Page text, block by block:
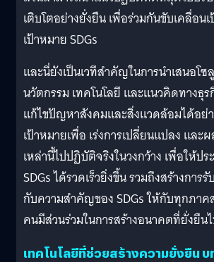
เติบโตอย่างยั่งยืน เพื่อร่วมกันขับเคลื่อ
เป้าหมาย SDGs
และนี่ยังเป็นเวทีสำคัญในการนำเสนอโ
นวัตกรรม เทคโนโลยี และแนวคิดทางธุ
แก้ไขปัญหาสังคมและสิ่งแวดล้อมได้อย่
เป้าหมายเพื่อ เร่งการเปลี่ยนแปลง แล
เหล่านี้ไปปฏิบัติจริงในวงกว้าง เพื่อให้ป
SDGs ได้รวดเร็วยิ่งขึ้น รวมถึงสร้างการ
กับความสำคัญของ SDGs ให้กับทุกภาค
คนมีส่วนร่วมในการสร้างอนาคตที่ยั่งยืน
เทคโนโลยีที่ช่วยสร้างความยั่งยืน